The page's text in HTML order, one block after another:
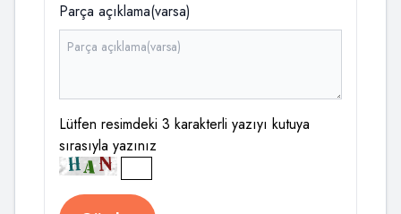
Parça açıklama(varsa)
Lütfen resimdeki 3 karakterli yazıyı kutuya
sırasıyla yazınız